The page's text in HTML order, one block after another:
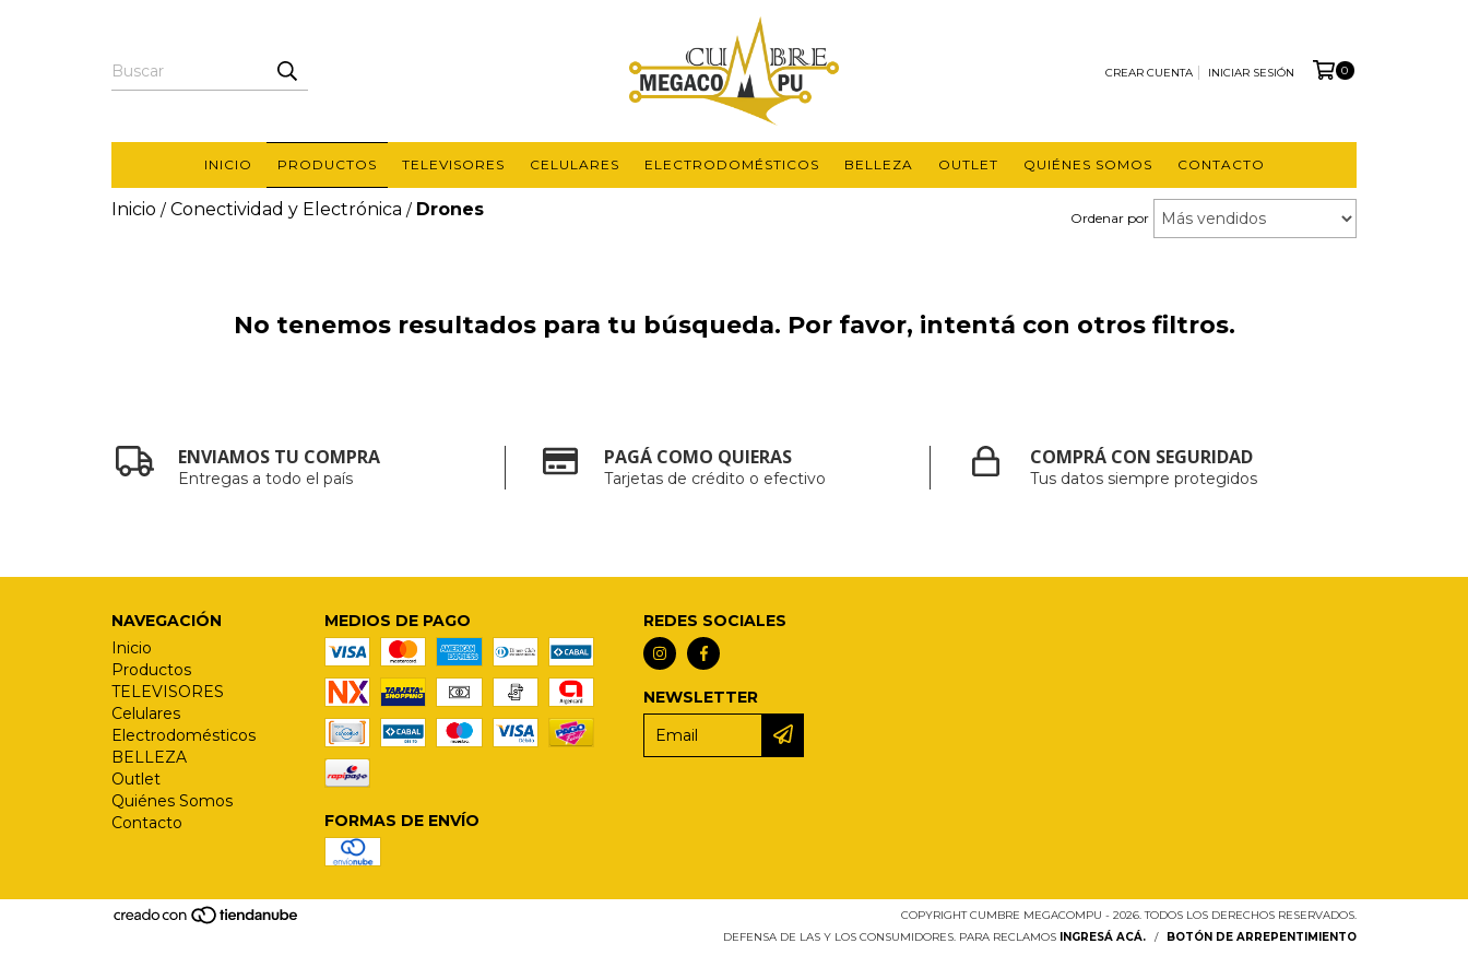
CREAR CUENTA INICIAR SESIÓN 0
INICIO PRODUCTOS TELEVISORES CELULARES ELECTRODOMÉSTICOS BELLEZA OUTLET QUIÉNES SOMOS CONTACTO
Inicio / Conectividad y Electrónica / Drones Ordenar por
No tenemos resultados para tu búsqueda. Por favor, intentá con otros filtros.
ENVIAMOS TU COMPRA
Entregas a todo el país
PAGÁ COMO QUIERAS
Tarjetas de crédito o efectivo
COMPRÁ CON SEGURIDAD
Tus datos siempre protegidos
NAVEGACIÓN
Inicio
Productos
TELEVISORES
Celulares
Electrodomésticos
BELLEZA
Outlet
Quiénes Somos
Contacto
MEDIOS DE PAGO
FORMAS DE ENVÍO
REDES SOCIALES
NEWSLETTER
COPYRIGHT CUMBRE MEGACOMPU - 2026. TODOS LOS DERECHOS RESERVADOS.
DEFENSA DE LAS Y LOS CONSUMIDORES. PARA RECLAMOS INGRESÁ ACÁ. / BOTÓN DE ARREPENTIMIENTO